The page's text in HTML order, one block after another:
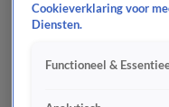
Cookieverklaring voor
Diensten.
Functioneel &